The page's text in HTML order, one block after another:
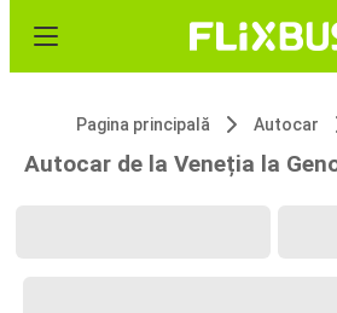
Pagina principală Autocar
Autocar de la Veneția la